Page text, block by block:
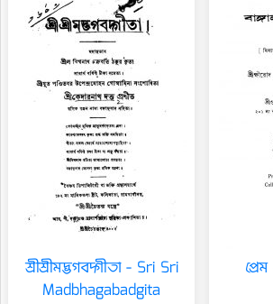
শ্রীশ্রীমদ্ভগবদ্গীতা - Sri Sri
Madbhagabadgita